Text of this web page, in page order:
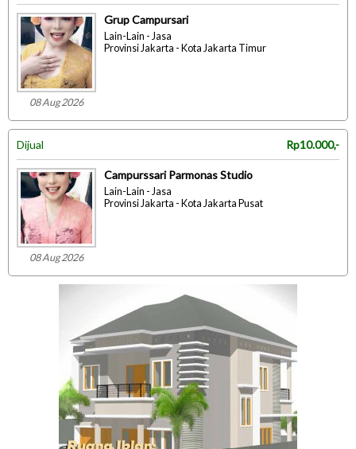
08 Aug 2026
Grup Campursari
Lain-Lain - Jasa
Provinsi Jakarta - Kota Jakarta Timur
Dijual Rp10.000,-
08 Aug 2026
Campurssari Parmonas Studio
Lain-Lain - Jasa
Provinsi Jakarta - Kota Jakarta Pusat